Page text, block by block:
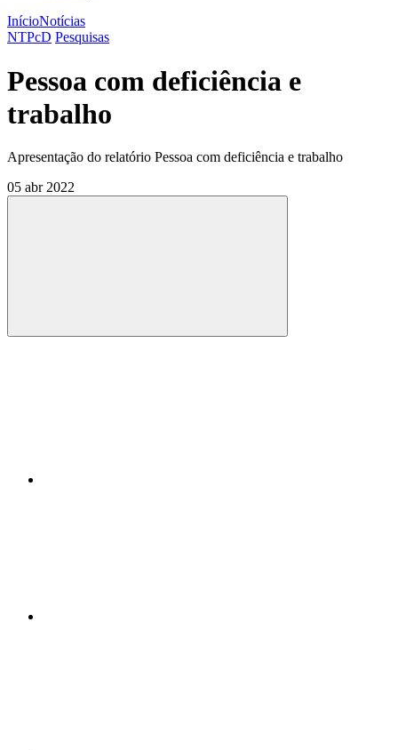
InícioNotícias
NTPcD Pesquisas
Pessoa com deficiência e
trabalho
Apresentação do relatório Pessoa com deficiência e trabalho
05 abr 2022
Compartilhar